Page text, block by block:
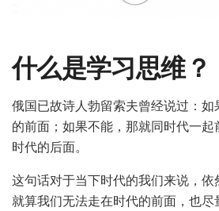
什么是学习思维？
俄国已故诗人勃留索夫曾经说过：
的前面；如果不能，那就同时代一
时代的后面。
这句话对于当下时代的我们来说，依
就算我们无法走在时代的前面，也